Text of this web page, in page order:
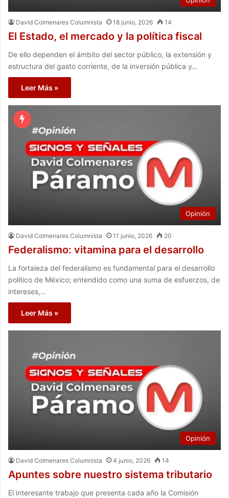
David Colmenares Columnista 18 junio, 2026 14
El Estado, el mercado y la política fiscal
De ello dependen el ámbito del sector público, la extensión y
estructura del gasto corriente, de la inversión pública y…
Leer Más »
Opinión
David Colmenares Columnista 11 junio, 2026 20
Federalismo: vitamina para el desarrollo
La fortaleza del federalismo es fundamental para el desarrollo
político de México; entendido como una suma de esfuerzos, de
intereses,…
Leer Más »
Opinión
David Colmenares Columnista 4 junio, 2026 14
Apuntes sobre nuestro sistema tributario
El interesante trabajo que presenta cada año la Comisión